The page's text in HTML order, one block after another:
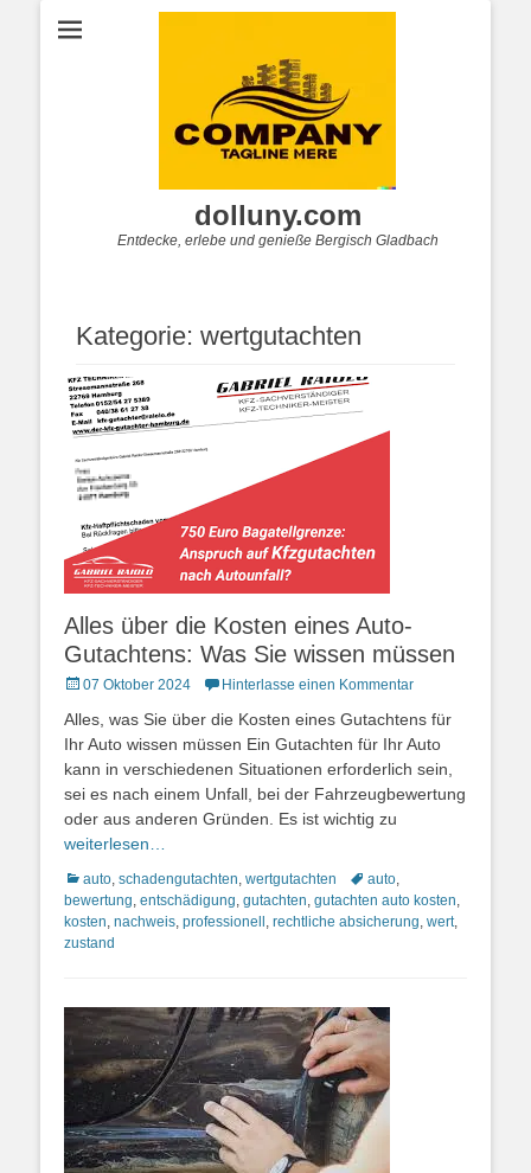
dolluny.com
Entdecke, erlebe und genieße Bergisch Gladbach
Kategorie: wertgutachten
Alles über die Kosten eines Auto-
Gutachtens: Was Sie wissen müssen
Posted
07 Oktober 2024 Hinterlasse einen Kommentar
Alles, was Sie über die Kosten eines Gutachtens für
Ihr Auto wissen müssen Ein Gutachten für Ihr Auto
kann in verschiedenen Situationen erforderlich sein,
sei es nach einem Unfall, bei der Fahrzeugbewertung
oder aus anderen Gründen. Es ist wichtig zu
weiterlesen…
Kategorien
auto, schadengutachten, wertgutachten Schlagworte
auto,
bewertung, entschädigung, gutachten, gutachten auto kosten,
kosten, nachweis, professionell , rechtliche absicherung, wert,
zustand